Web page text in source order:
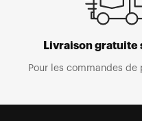
Livraison gratuite
Pour les commandes de